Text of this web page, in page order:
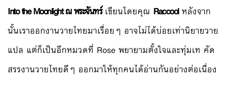
Into the Moonlight ณ พระจันทร์เขียนโดยคุณ Raccoolหลังจาก
นั้นเราออกงานวายไทยมาเรื่อยๆ อาจไม่ได้บ่อยเท่านิยายวาย
แปล แต่ก็เป็นอีกหมวดที่ Rose พยายามตั้งใจและทุ่มเท คัด
สรรงานวายไทยดีๆ ออกมาให้ทุกคนได้อ่านกันอย่างต่อเนื่อง